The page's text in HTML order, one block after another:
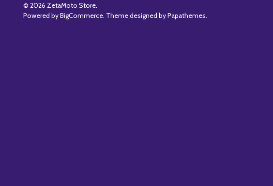
© 2026 ZetaMoto Store.
Powered byBigCommerce. Theme designed byPapathemes.